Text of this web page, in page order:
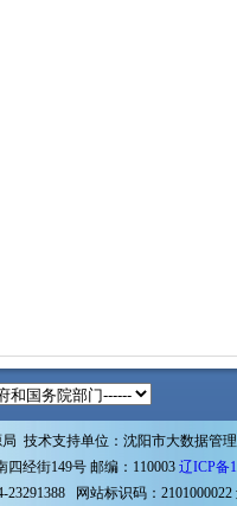
技术支持单位：沈阳市大数据管
经街149号 邮编：110003 辽ICP备
23291388 网站标识码：2101000022